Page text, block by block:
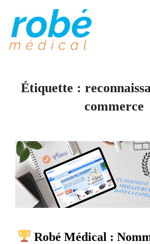
contenu
Étiquette :
commerce
Robé Médical :